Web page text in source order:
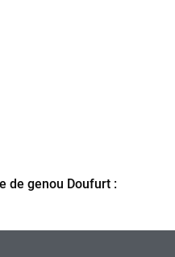
de genou Doufurt :